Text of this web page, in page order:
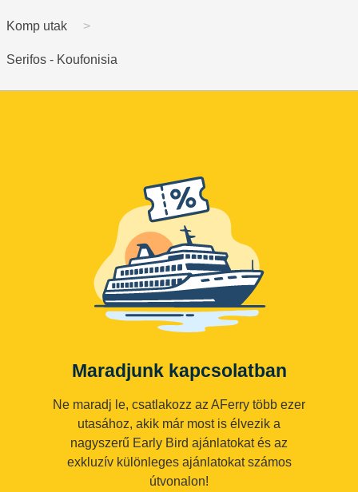
Komp utak
Serifos - Koufonisia
Maradjunk kapcsolatban
Ne maradj le, csatlakozz az AFerry több ezer
utasához, akik már most is élvezik a
nagyszerű Early Bird ajánlatokat és az
exkluzív különleges ajánlatokat számos
útvonalon!